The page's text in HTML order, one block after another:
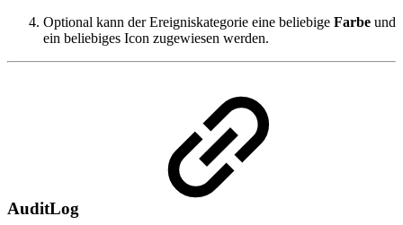
Optional kann der Ereigniskategorie eine beliebige Farbe und
ein beliebiges Icon zugewiesen werden.
AuditLog